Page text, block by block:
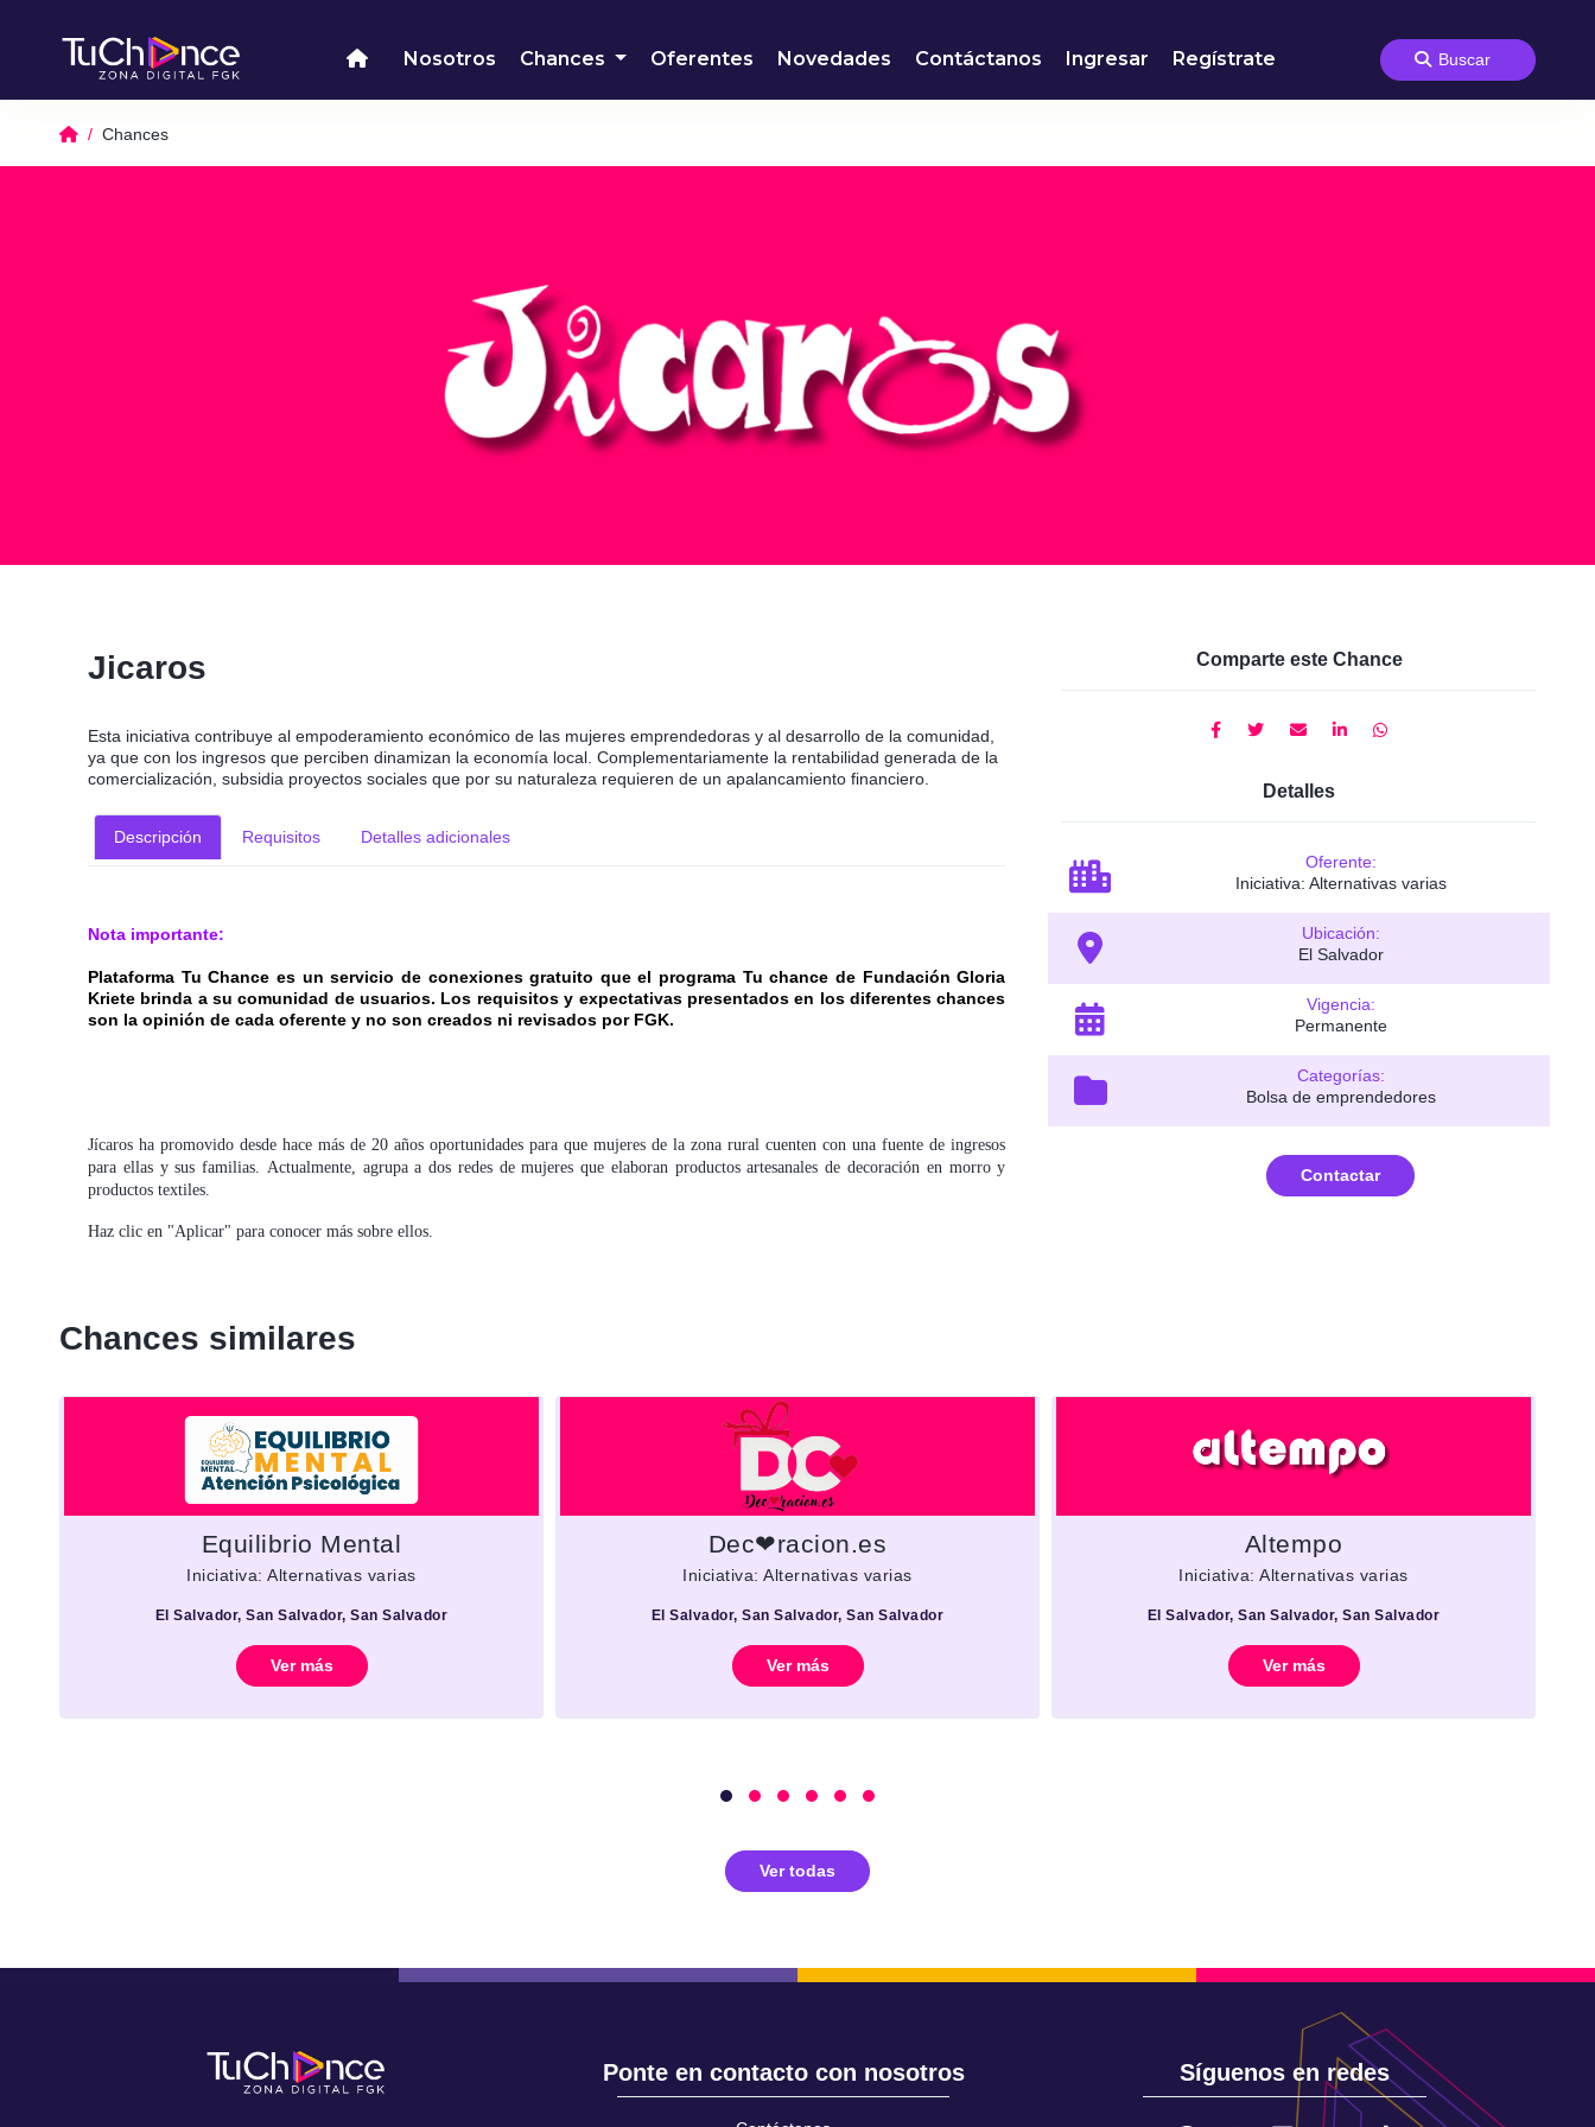
Nosotros Chances Oferentes Novedades Contáctanos Ingresar Regístrate
Chances
Jicaros
Esta iniciativa contribuye al empoderamiento económico de las mujeres emprendedoras y al desarrollo de la comunidad,
ya que con los ingresos que perciben dinamizan la economía local. Complementariamente la rentabilidad generada de la
comercialización, subsidia proyectos sociales que por su naturaleza requieren de un apalancamiento financiero.
Descripción Requisitos Detalles adicionales
Nota importante:
Plataforma Tu Chance es un servicio de conexiones gratuito que el programa Tu chance de Fundación Gloria
Kriete brinda a su comunidad de usuarios. Los requisitos y expectativas presentados en los diferentes chances
son la opinión de cada oferente y no son creados ni revisados por FGK.
Jícaros ha promovido desde hace más de 20 años oportunidades para que mujeres de la zona rural cuenten con una fuente de ingresos
para ellas y sus familias. Actualmente, agrupa a dos redes de mujeres que elaboran productos artesanales de decoración en morro y
productos textiles.
Haz clic en "Aplicar" para conocer más sobre ellos.
Comparte este Chance
Detalles
Oferente:
Iniciativa: Alternativas varias
Ubicación:
El Salvador
Vigencia:
Permanente
Categorías:
Bolsa de emprendedores
Contactar
Chances similares
Equilibrio Mental
Iniciativa: Alternativas varias
El Salvador, San Salvador, San Salvador
Ver más
Dec❤racion.es
Iniciativa: Alternativas varias
El Salvador, San Salvador, San Salvador
Ver más
Altempo
Iniciativa: Alternativas varias
El Salvador, San Salvador, San Salvador
Ver más
Ver todas
Ponte en contacto con nosotros Síguenos en redes